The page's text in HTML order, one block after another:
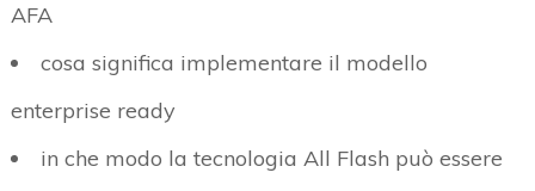
AFA
cosa significa implementare il modello
enterprise ready
in che modo la tecnologia All Flash può essere